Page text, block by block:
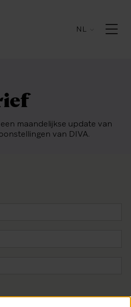
NL
maandelijkse update van
van DIVA.